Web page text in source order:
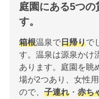
庭園にある5つの
す。
箱根温泉で日帰りで
す。温泉は源泉かけ
あります。庭園を眺
場が2つあり、女性
ので、 子連れ ・ 赤ち